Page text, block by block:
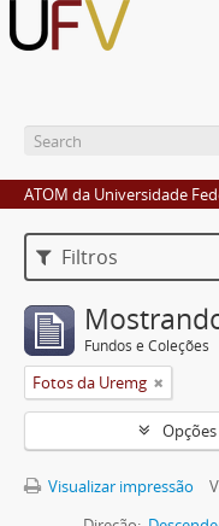
ATOM da Universidade
Filtros
Fundos e Coleções
Fotos da Uremg
Visualizar impressão